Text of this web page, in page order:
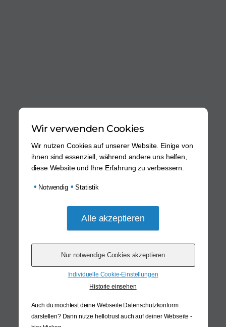
Wir verwenden Cookies
Wir nutzen Cookies auf unserer Website. Einige von
ihnen sind essenziell, während andere uns helfen,
diese Website und Ihre Erfahrung zu verbessern.
• Notwendig • Statistik
Individuelle Cookie-Einstellungen
Historie einsehen
Auch du möchtest deine Webseite Datenschutzkonform
darstellen? Dann nutze hellotrust auch auf deiner Webseite -